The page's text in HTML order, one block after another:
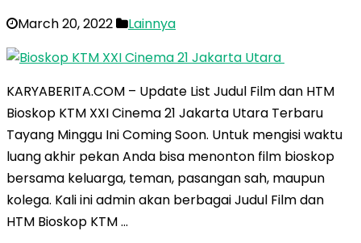
March 20, 2022 Lainnya
KARYABERITA.COM – Update List Judul Film dan HTM
Bioskop KTM XXI Cinema 21 Jakarta Utara Terbaru
Tayang Minggu Ini Coming Soon. Untuk mengisi waktu
luang akhir pekan Anda bisa menonton film bioskop
bersama keluarga, teman, pasangan sah, maupun
kolega. Kali ini admin akan berbagai Judul Film dan
HTM Bioskop KTM …